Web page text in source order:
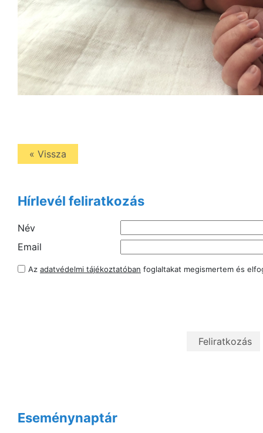
« Vissza
Hírlevél feliratkozás
Név
Email
Az adatvédelmi tájékoztatóban foglaltakat megismertem és
Eseménynaptár